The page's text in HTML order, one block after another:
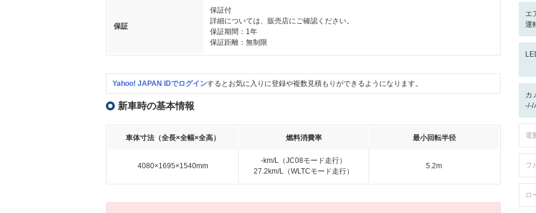
保証
保証付
詳細については、販売店にご確認ください。
保証期間：1年
保証距離：無制限
Yahoo! JAPAN IDでログインするとお気に入りに登録や複数見積もりができるようになります。
新車時の基本情報
車体寸法（全長×全幅×全高） 燃料消費率 最小回転半径
4080×1695×1540mm
-km/L（JC08モード走行）
27.2km/L（WLTCモード走行）
5.2m
エ
運
カ
-/-/
電
フ
ロ